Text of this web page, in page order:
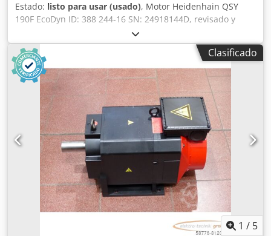
Estado: listo para usar (usado), Motor Heidenhain QSY
190F EcoDyn ID: 388 244-16 SN: 24918144D, revisado y
probado completamente por profesionales con 12 meses
de garantía, 100% funcional, alcance de entrega según
fotos, usado, buen estado, 100% funcional, alcance de
entrega según fotos, los descuentos de venta acordados
no se aplican a este artículo. ¡Pregunte por el precio por
separado! Csdjv Tr Egopfx Aizeha
Clasificado
1 / 5